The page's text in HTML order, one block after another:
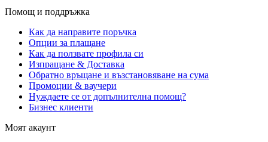
Помощ и поддръжка
Как да направите поръчка
Опции за плащане
Как да ползвате профила си
Изпращане & Доставка
Обратно връщане и възстановяване на сума
Промоции & ваучери
Нуждаете се от допълнителна помощ?
Бизнес клиенти
Моят акаунт